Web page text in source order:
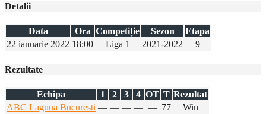
Detalii
Data Ora Competiție Sezon
Etapa
22 ianuarie 2022 18:00 Liga 1 2021-2022 9
Rezultate
Echipa 1 2 3 4 OT T Rezultat
ABC Laguna Bucuresti — — — — — 77
Win